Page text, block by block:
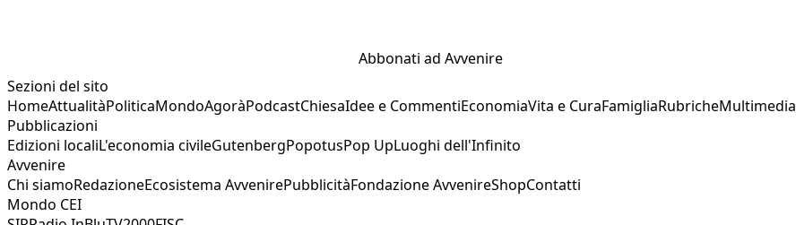
Abbonati ad Avvenire
Sezioni del sito
HomeAttualitàPoliticaMondoAgoràPodcastChiesaIdee e CommentiEconomiaVita e CuraFamigliaRubricheMultimedia
Pubblicazioni
Edizioni localiL'economia civileGutenbergPopotusPop UpLuoghi dell'Infinito
Avvenire
Chi siamoRedazioneEcosistema AvvenirePubblicitàFondazione AvvenireShopContatti
Mondo CEI